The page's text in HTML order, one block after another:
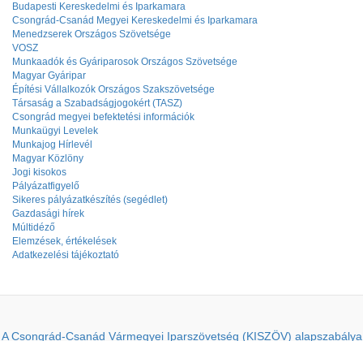
Budapesti Kereskedelmi és Iparkamara
Csongrád-Csanád Megyei Kereskedelmi és Iparkamara
Menedzserek Országos Szövetsége
VOSZ
Munkaadók és Gyáriparosok Országos Szövetsége
Magyar Gyáripar
Építési Vállalkozók Országos Szakszövetsége
Társaság a Szabadságjogokért (TASZ)
Csongrád megyei befektetési információk
Munkaügyi Levelek
Munkajog Hírlevél
Magyar Közlöny
Jogi kisokos
Pályázatfigyelő
Sikeres pályázatkészítés (segédlet)
Gazdasági hírek
Múltidéző
Elemzések, értékelések
Adatkezelési tájékoztató
A Csongrád-Csanád Vármegyei Iparszövetség (KISZÖV) alapszabálya